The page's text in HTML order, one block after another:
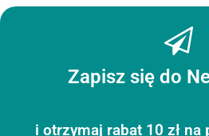
Zapisz się do
i otrzymaj rabat 10 zł na